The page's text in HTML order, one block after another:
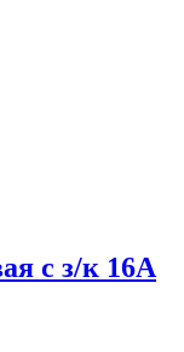
с з/к 16А